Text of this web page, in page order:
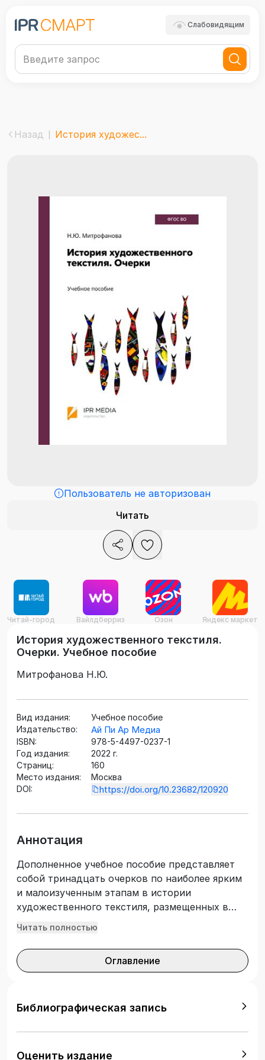
Слабовидящим
Назад История художес...
Пользователь не авторизован
Читать
Читай-город Вайлдберриз Озон Яндекс маркет
История художественного текстиля.
Очерки. Учебное пособие
Митрофанова Н.Ю.
Вид издания:
Учебное пособие
Издательство:
Ай Пи Ар Медиа
ISBN:
978-5-4497-0237-1
Год издания:
2022 г.
Страниц:
160
Место издания:
Москва
DOI:
https://doi.org/10.23682/120920
Аннотация
Дополненное учебное пособие представляет
собой тринадцать очерков по наиболее ярким
и малоизученным этапам в истории
художественного текстиля, размещенных в
хронологическом порядке. Каждая из глав
артефакте или феномене, затрагивая разные
эпохи, виды текстильных изделий, технику
посвященные художественному текстилю XXI
требованиями Федерального государственного
образовательного стандарта высшего
Читать полностью
Оглавление
Библиографическая запись
Оценить издание